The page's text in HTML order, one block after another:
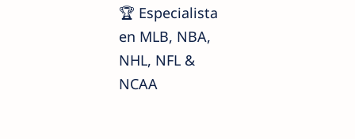
🏆 Especialista
en MLB, NBA,
NHL, NFL &
NCAA